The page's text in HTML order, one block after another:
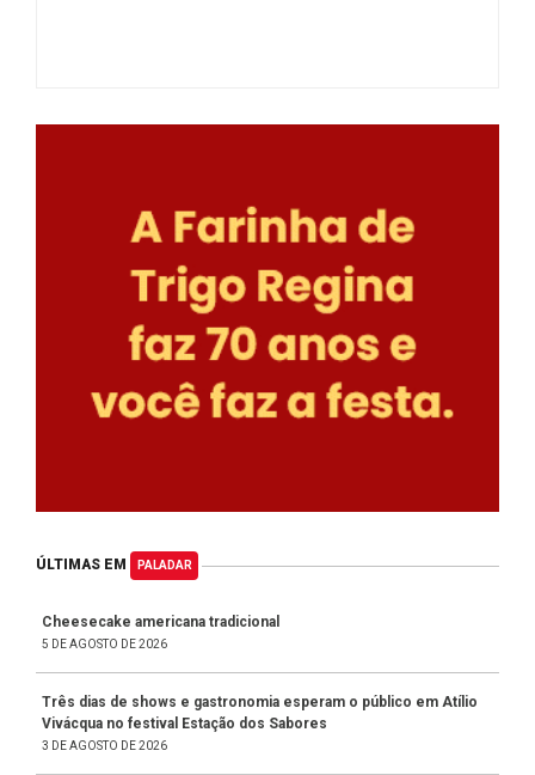
ÚLTIMAS EM PALADAR
Cheesecake americana tradicional
5 DE AGOSTO DE 2026
Três dias de shows e gastronomia esperam o público em Atílio
Vivácqua no festival Estação dos Sabores
3 DE AGOSTO DE 2026